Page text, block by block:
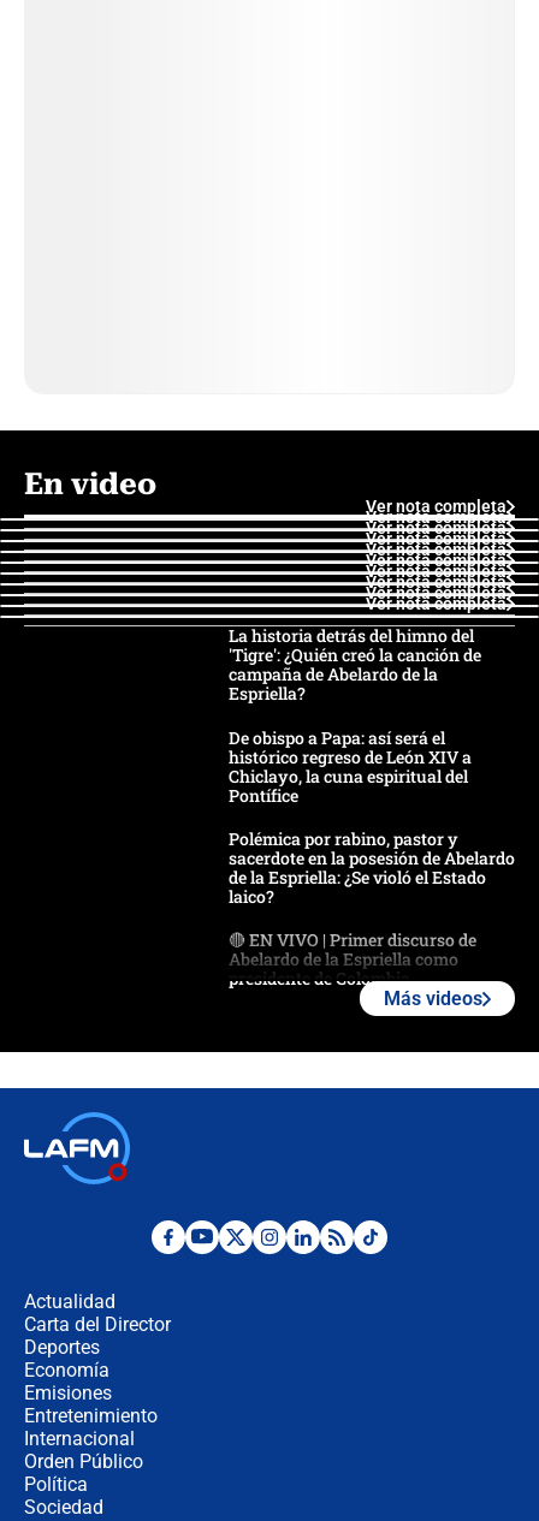
En video
Ver nota completa
Ver nota completa
Ver nota completa
Ver nota completa
Ver nota completa
Ver nota completa
Ver nota completa
Ver nota completa
Ver nota completa
Ver nota completa
La historia detrás del himno del
'Tigre': ¿Quién creó la canción de
campaña de Abelardo de la
Espriella?
De obispo a Papa: así será el
histórico regreso de León XIV a
Chiclayo, la cuna espiritual del
Pontífice
Polémica por rabino, pastor y
sacerdote en la posesión de Abelardo
de la Espriella: ¿Se violó el Estado
laico?
🔴 EN VIVO | Primer discurso de
Abelardo de la Espriella como
presidente de Colombia
Desde dermatitis hasta infecciones:
Más videos
Actualidad
Carta del Director
Deportes
Economía
Emisiones
Entretenimiento
Internacional
Orden Público
Política
Sociedad